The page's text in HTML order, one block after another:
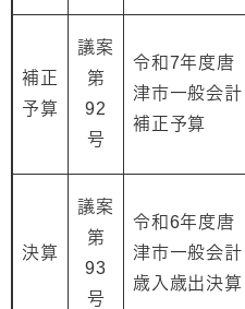
補正
予算
議案
第
92
号
令和7年度唐
津市一般会計
補正予算
決算
議案
第
93
号
令和6年度唐
津市一般会計
歳入歳出決算